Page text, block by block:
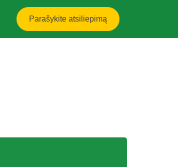
Parašykite atsiliepimą